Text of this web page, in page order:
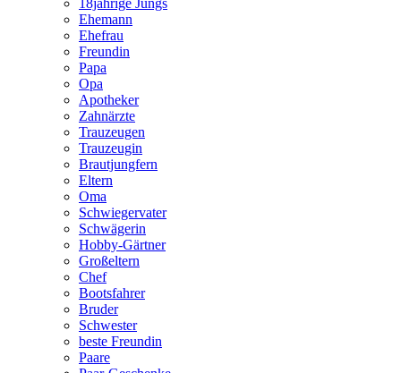
18jährige Jungs
Ehemann
Ehefrau
Freundin
Papa
Opa
Apotheker
Zahnärzte
Trauzeugen
Trauzeugin
Brautjungfern
Eltern
Oma
Schwiegervater
Schwägerin
Hobby-Gärtner
Großeltern
Chef
Bootsfahrer
Bruder
Schwester
beste Freundin
Paare